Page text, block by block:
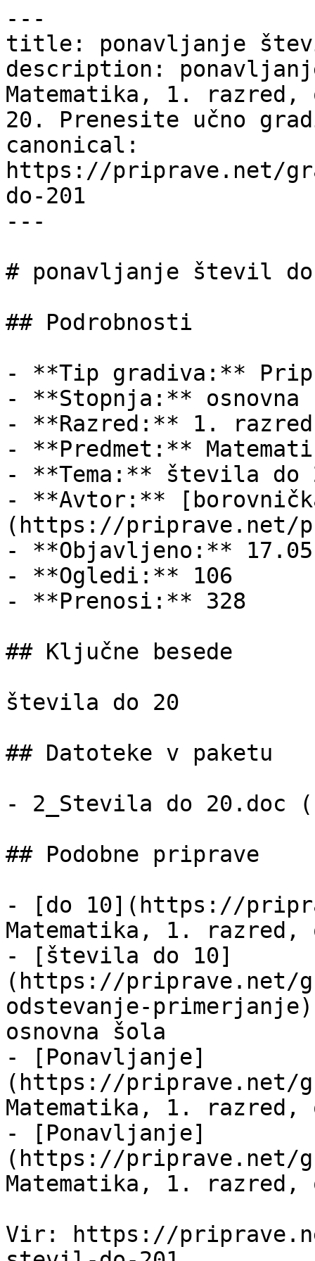
---
title: ponavljanje
description:
Matematika, 1.
20. Prenesite učno
canonical:
https://priprave.net/
do-201
---
# ponavljanje števil
## Podrobnosti
- **Tip gradiva:**
- **Stopnja:** osnovna
- **Razred:** 1. razred
- **Predmet:**
- **Tema:** števila do
- **Avtor:**
(https://priprave.net/
- **Objavljeno:**
- **Ogledi:** 106
- **Prenosi:** 328
## Ključne besede
števila do 20
## Datoteke v paketu
- 2_Stevila do 20.doc
## Podobne priprave
- [do 10](https://
Matematika, 1. razred,
- [števila do 10]
(https://priprave.net/
odstevanje-
osnovna šola
- [Ponavljanje]
(https://priprave.net/
Matematika, 1. razred,
- [Ponavljanje]
(https://priprave.net/
Matematika, 1. razred,
Vir: https://